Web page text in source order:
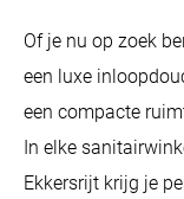
Of je nu op zoek
een luxe
een compacte
In elke
Ekkersrijt krijg je